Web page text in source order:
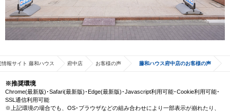
報サイト 藤和ハウス 府中店 お客様の声 藤和ハウス府中店のお客様の声
※推奨環境
Chrome(最新版)･Safari(最新版)･Edge(最新版)･Javascript利用可能･Cookie利用可能･
SSL通信利用可能
※上記環境の場合でも、OS･ブラウザなどの組み合わせにより一部表示が崩れたり、